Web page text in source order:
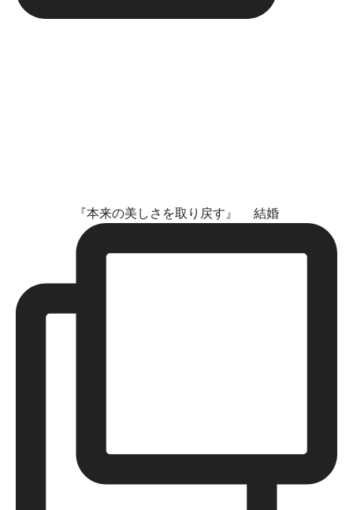
『本来の美しさを取り戻す』 結婚